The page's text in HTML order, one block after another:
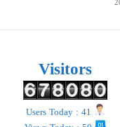
Visitors